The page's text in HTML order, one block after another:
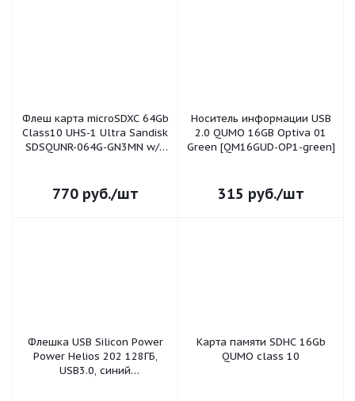
Флеш карта microSDXC 64Gb
Class10 UHS-1 Ultra Sandisk
SDSQUNR-064G-GN3MN w/o
770руб./шт
Носитель информации USB
2.0 QUMO 16GB Optiva 01
Green [QM16GUD-OP1-green]
315 руб./шт
Флешка USB Silicon Power
Power Helios 202 128ГБ,
USB3.0, синий
Карта памяти SDHC 16Gb
QUMO class 10